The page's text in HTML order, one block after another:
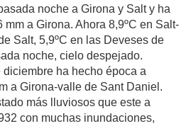
noche a Girona y Salt y ha
mm a Girona. Ahora 8,9ºC en Salt-
Salt, 5,9ºC en las Deveses de
noche, cielo despejado.
ha hecho época a
a Girona-valle de Sant Daniel.
más lluviosos que este a
con muchas inundaciones,